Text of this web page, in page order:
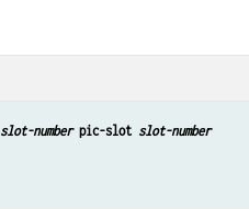
slot-number pic-slot slot-number